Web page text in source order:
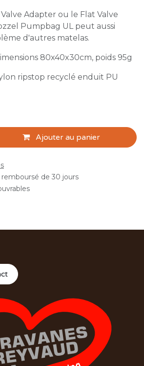
Adapter ou le Flat Valve
Pumpbag UL peut aussi
d'autres matelas.
80x40x30cm, poids 95g
ripstop recyclé enduit PU
Ajouter au panier
de 30 jours